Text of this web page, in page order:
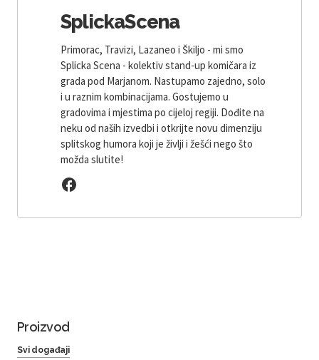
SplickaScena
Primorac, Travizi, Lazaneo i Škiljo - mi smo
Splicka Scena - kolektiv stand-up komičara iz
grada pod Marjanom. Nastupamo zajedno, solo
i u raznim kombinacijama. Gostujemo u
gradovima i mjestima po cijeloj regiji. Dođite na
neku od naših izvedbi i otkrijte novu dimenziju
splitskog humora koji je življi i žešći nego što
možda slutite!
Proizvod
Svi događaji